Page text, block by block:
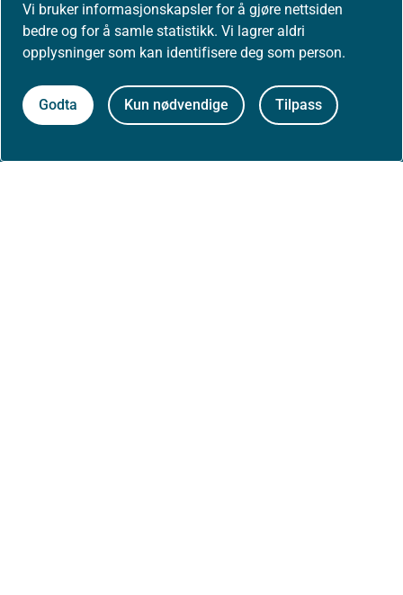
Vi bruker informasjonskapsler for å gjøre nettsiden
bedre og for å samle statistikk. Vi lagrer aldri
opplysninger som kan identifisere deg som person.
Godta Kun nødvendige Tilpass
Høringer
Presse